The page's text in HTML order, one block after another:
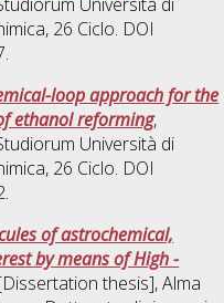
, 26 Ciclo. DOI
loop approach for the
ethanol reforming,
Università di
, 26 Ciclo. DOI
of astrochemical,
by means of High -
thesis], Alma